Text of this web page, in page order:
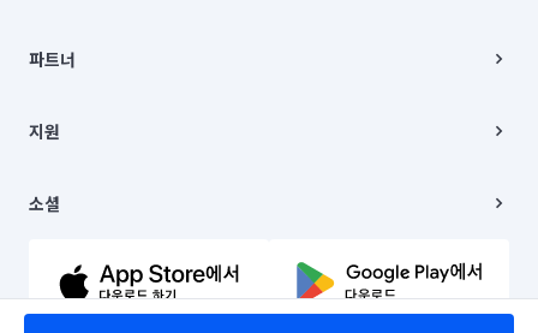
주소 | 본사: 서울특별시 종로구 율곡로 6(중학동, 트윈트리빌딩) B동 5층
컨택센터 : 서울특별시 종로구 수송동 율곡로 24, 7층, 8층 미소
상품, 상품정보, 거래에 관한 의무와 책임은 거래당사자에게 있습니다.
언론 보도 관련 문의:
© 유한회사 미소. Miso, Inc. All Rights Reserved.
채용
파트너
이사
지원
이용약관
문의하기
소셜
유튜브